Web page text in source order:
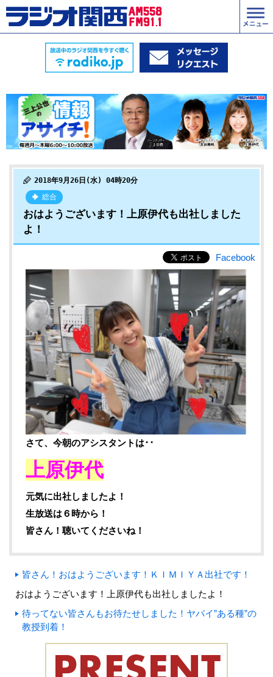
2018年9月26日(水) 04時20分
総合
おはようございます！上原伊代も出社しました
よ！
Facebook
さて、今朝のアシスタントは･･
上原伊代
元気に出社しましたよ！
生放送は６時から！
皆さん！聴いてくださいね！
皆さん！おはようございます！ＫＩＭＩＹＡ出社です！
おはようございます！上原伊代も出社しましたよ！
待ってない皆さんもお待たせしました！ヤバイ”ある種”の
教授到着！